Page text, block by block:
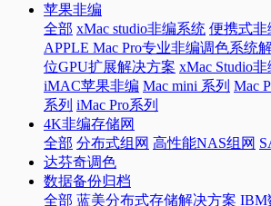
苹果非编
全部 xMac studio非编系统 便携式非
APPLE Mac Pro专业非编调色系统
位GPU扩展解决方案 xMac Studio
iMAC苹果非编 Mac mini 系列 Mac
系列 iMac Pro系列
4K非编存储网
全部 分布式组网 高性能NAS组网
达芬奇调色
数据备份归档
全部 蓝美分布式存储解决方案 IBM